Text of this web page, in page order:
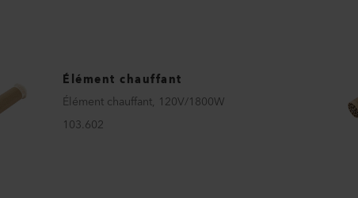
Élément chauffant
Élément chauffant, 120V/1800W
103.602